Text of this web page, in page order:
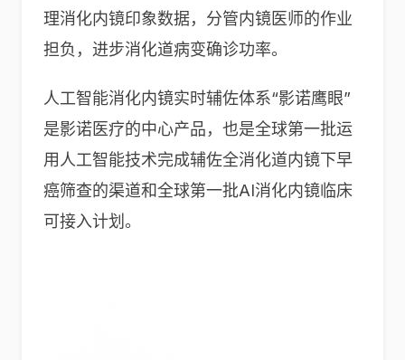
理消化内镜印象数据，分管内镜医师的作业
担负，进步消化道病变确诊功率。
人工智能消化内镜实时辅佐体系“影诺鹰眼”
是影诺医疗的中心产品，也是全球第一批运
用人工智能技术完成辅佐全消化道内镜下早
癌筛查的渠道和全球第一批AI消化内镜临床
可接入计划。